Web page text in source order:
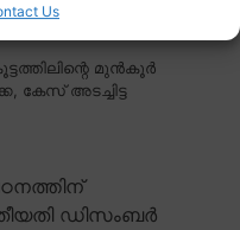
Us
മുൻകൂർ
കേസ് അടച്ചിട്ട
ഡിസംബർ